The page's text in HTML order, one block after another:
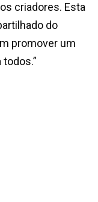
criadores. Esta
do
promover um